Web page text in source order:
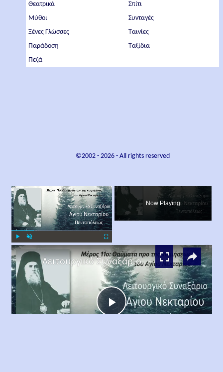
Θεατρικά
Μύθοι
Ξένες Γλώσσες
Παράδοση
Πεζά
Σπίτι
Συνταγές
Ταινίες
Ταξίδια
©2002 - 2026- All rights reserved
×
Play Unmute Fullscreen
Now Playing
×
Play
Λειτουργικό Συναξάριο Αγίου Νεκταρίου Πενταπόλεως Μέρος 11ο